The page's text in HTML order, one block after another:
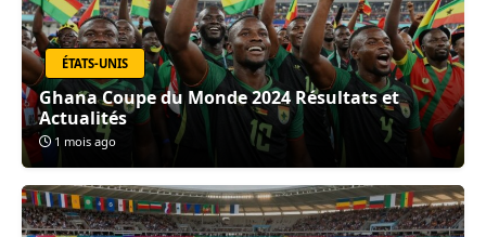
ÉTATS-UNIS
Ghana Coupe du Monde 2024 Résultats et
Actualités
1 mois ago